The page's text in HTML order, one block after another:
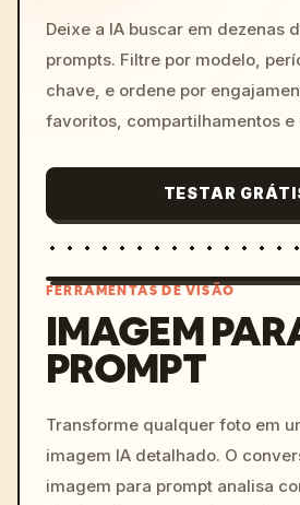
Deixe a IA buscar em dezenas
prompts. Filtre por modelo,
chave, e ordene por
favoritos, compartilhamentos e
TESTAR
FERRAMENTAS DE VISÃO
IMAGEM
PROMPT
Transforme qualquer foto em
imagem IA detalhado. O
imagem para prompt analisa